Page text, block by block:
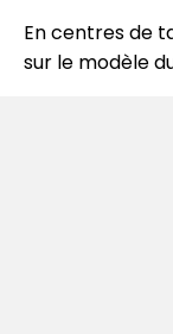
En centres de
sur le modèle